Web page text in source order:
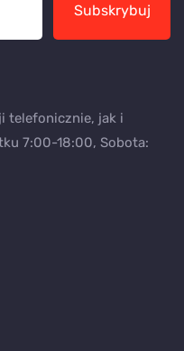
Subskrybuj
telefonicznie, jak i
7:00-18:00, Sobota: